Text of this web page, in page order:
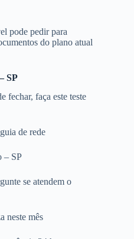
pode pedir para
do plano atual
SP
fechar, faça este teste
de rede
– SP
se atendem o
neste mês